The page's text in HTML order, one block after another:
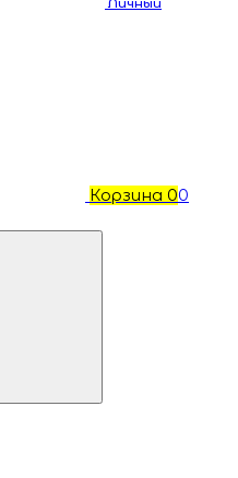
Корзина 00